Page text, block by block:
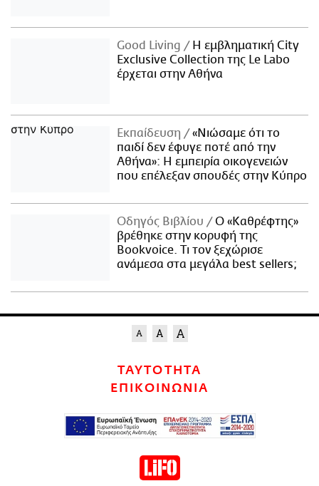
Good Living
Η εμβληματική City
Exclusive Collection της Le Labo
έρχεται στην Αθήνα
Εκπαίδευση
«Νιώσαμε ότι το
παιδί δεν έφυγε ποτέ από την
Αθήνα»: Η εμπειρία οικογενειών
που επέλεξαν σπουδές στην Κύπρο
Οδηγός Βιβλίου
Ο «Καθρέφτης»
βρέθηκε στην κορυφή της
Bookvoice. Τι τον ξεχώρισε
ανάμεσα στα μεγάλα best sellers;
ΤΑΥΤΟΤΗΤΑ
ΕΠΙΚΟΙΝΩΝΙΑ